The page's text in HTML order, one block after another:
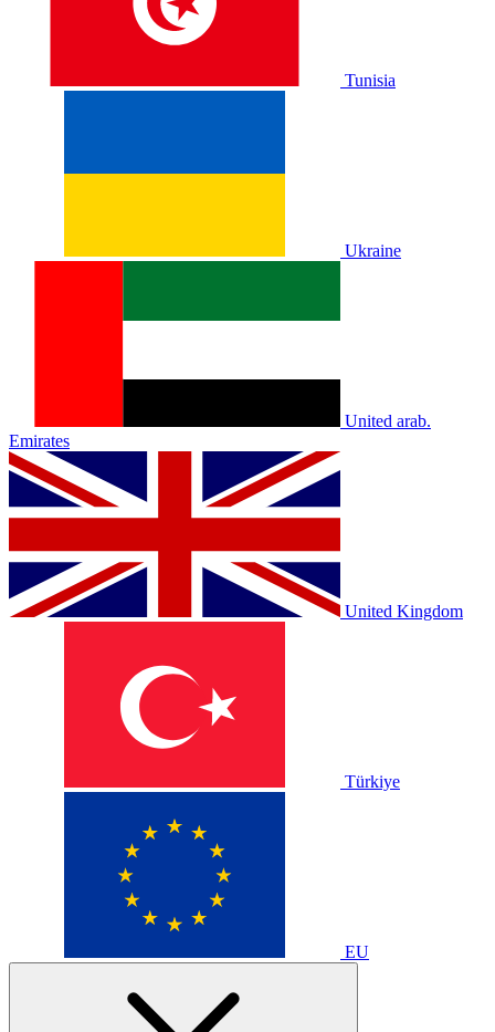
Tunisia
Ukraine
United arab.
Emirates
United Kingdom
Türkiye
EU